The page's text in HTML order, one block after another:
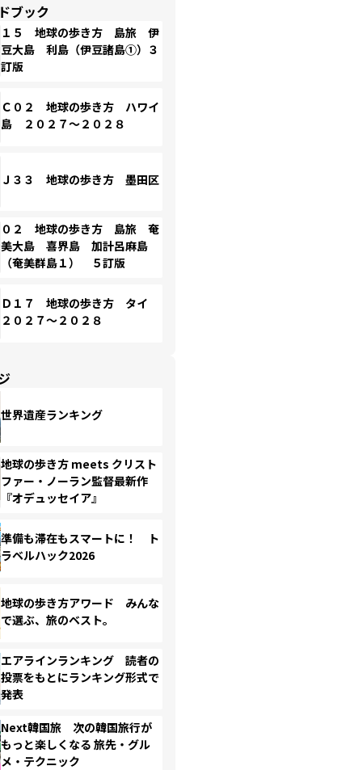
ブック
１５ 地球の歩き方 島旅 伊
豆大島 利島（伊豆諸島①）３
訂版
Ｃ０２ 地球の歩き方 ハワイ
島 ２０２７～２０２８
Ｊ３３ 地球の歩き方 墨田区
０２ 地球の歩き方 島旅 奄
美大島 喜界島 加計呂麻島
（奄美群島１） ５訂版
Ｄ１７ 地球の歩き方 タイ
２０２７～２０２８
世界遺産ランキング
地球の歩き方 meets クリスト
ファー・ノーラン監督最新作
『オデュッセイア』
準備も滞在もスマートに！ ト
ラベルハック2026
地球の歩き方アワード みんな
で選ぶ、旅のベスト。
エアラインランキング 読者の
投票をもとにランキング形式で
発表
Next韓国旅 次の韓国旅行が
もっと楽しくなる 旅先・グル
メ・テクニック